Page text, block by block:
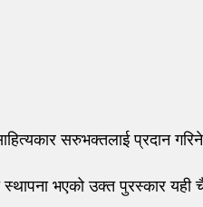
सरुभक्तलाई प्रदान
स्थापना भएको उक्त पुरस्कार